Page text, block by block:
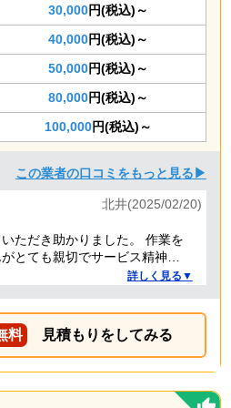
30,000円(税込)～
40,000円(税込)～
50,000円(税込)～
80,000円(税込)～
100,000円(税込)～
この業者の口コミをもっと見る▶
北井(2025/02/20)
ただき助かりました。 作業を
とても親切でサービス精神溢
詳しく見る▼
料 見積もりをしてみる